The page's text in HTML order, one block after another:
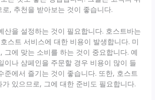
, 추천을 받아보는 것이 좋습니다.
산을 설정하는 것이 필요합니다. 호스트바는
스트 서비스에 대한 비용이 발생합니다. 미
그에 맞는 소비를 하는 것이 중요합니다. 예
이나 샴페인을 주문할 경우 비용이 많이 들
준에서 즐기는 것이 좋습니다. 또한, 호스트
있으므로, 그에 대한 준비도 필요합니다.